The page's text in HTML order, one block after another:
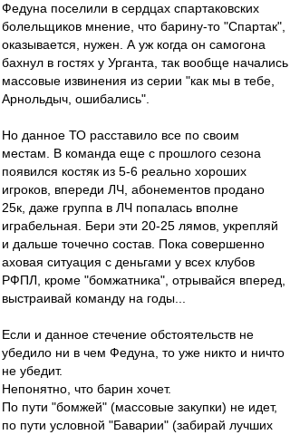
Федуна поселили в сердцах спартаковских
болельщиков мнение, что барину-то "Спартак",
оказывается, нужен. А уж когда он самогона
бахнул в гостях у Урганта, так вообще начались
массовые извинения из серии "как мы в тебе,
Арнольдыч, ошибались".
Но данное ТО расставило все по своим
местам. В команда еще с прошлого сезона
появился костяк из 5-6 реально хороших
игроков, впереди ЛЧ, абонементов продано
25к, даже группа в ЛЧ попалась вполне
играбельная. Бери эти 20-25 лямов, укрепляй
и дальше точечно состав. Пока совершенно
аховая ситуация с деньгами у всех клубов
РФПЛ, кроме "бомжатника", отрывайся вперед,
выстраивай команду на годы...
Если и данное стечение обстоятельств не
убедило ни в чем Федуна, то уже никто и ничто
не убедит.
Непонятно, что барин хочет.
По пути "бомжей" (массовые закупки) не идет,
по пути условной "Баварии" (забирай лучших